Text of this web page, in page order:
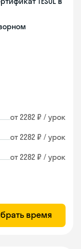
от 2282 ₽ / урок
от 2282 ₽ / урок
от 2282 ₽ / урок
время